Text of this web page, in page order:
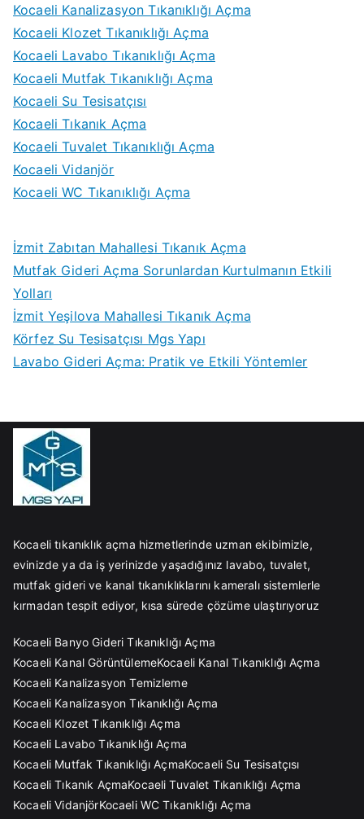
Kocaeli Kanalizasyon Tıkanıklığı Açma
Kocaeli Klozet Tıkanıklığı Açma
Kocaeli Lavabo Tıkanıklığı Açma
Kocaeli Mutfak Tıkanıklığı Açma
Kocaeli Su Tesisatçısı
Kocaeli Tıkanık Açma
Kocaeli Tuvalet Tıkanıklığı Açma
Kocaeli Vidanjör
Kocaeli WC Tıkanıklığı Açma
İzmit Zabıtan Mahallesi Tıkanık Açma
Mutfak Gideri Açma Sorunlardan Kurtulmanın Etkili
Yolları
İzmit Yeşilova Mahallesi Tıkanık Açma
Körfez Su Tesisatçısı Mgs Yapı
Lavabo Gideri Açma: Pratik ve Etkili Yöntemler
Kocaeli tıkanıklık açma hizmetlerinde uzman ekibimizle,
evinizde ya da iş yerinizde yaşadığınız lavabo, tuvalet,
mutfak gideri ve kanal tıkanıklıklarını kameralı sistemlerle
kırmadan tespit ediyor, kısa sürede çözüme ulaştırıyoruz
Kocaeli Banyo Gideri Tıkanıklığı Açma
Kocaeli Kanal GörüntülemeKocaeli Kanal Tıkanıklığı Açma
Kocaeli Kanalizasyon Temizleme
Kocaeli Kanalizasyon Tıkanıklığı Açma
Kocaeli Klozet Tıkanıklığı Açma
Kocaeli Lavabo Tıkanıklığı Açma
Kocaeli Mutfak Tıkanıklığı AçmaKocaeli Su Tesisatçısı
Kocaeli Tıkanık AçmaKocaeli Tuvalet Tıkanıklığı Açma
Kocaeli VidanjörKocaeli WC Tıkanıklığı Açma